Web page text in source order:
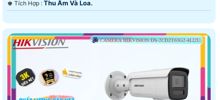
️♚ Tích Hợp : Thu Âm Và Loa.